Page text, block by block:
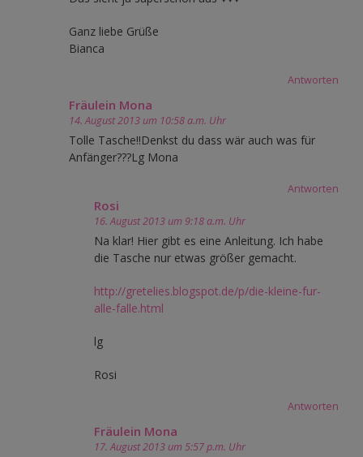
Ganz liebe Grüße
Bianca
Antworten
Fräulein Mona
14. August 2013 um 10:58 a.m. Uhr
Tolle Tasche!!Denkst du dass wär auch was für
Anfänger???Lg Mona
Antworten
Rosi
16. August 2013 um 9:18 a.m. Uhr
Na klar! Hier gibt es eine Anleitung. Ich habe
die Tasche nur etwas größer gemacht.
http://gretelies.blogspot.de/p/die-kleine-fur-
alle-falle.html
lg
Rosi
Antworten
Fräulein Mona
17. August 2013 um 5:57 p.m. Uhr